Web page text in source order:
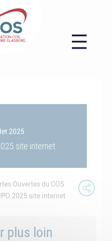
2025
site internet
Ouvertes du COS
2025 site internet
plus loin